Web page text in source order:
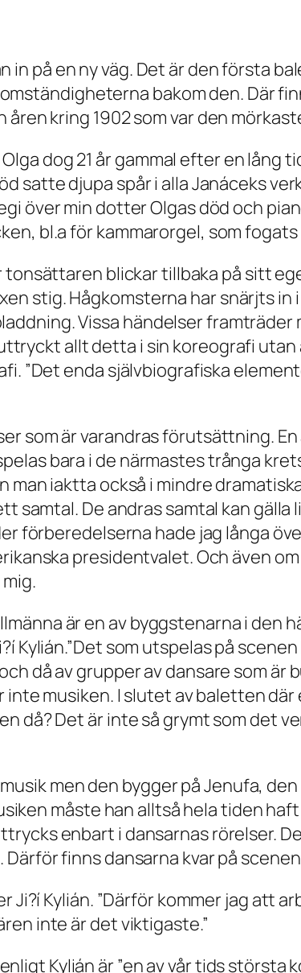
in på en ny väg. Det är den första
bakom den. Där
kring 1902 som var den
dog 21 år gammal efter en lång
satte djupa spår i alla Janáceks
över min dotter Olgas död och
bl.a för kammarorgel, som
blickar tillbaka på sitt
stig. Hågkomsterna har snärjts
Vissa händelser
allt detta i sin koreografi
”Det enda självbiografiska
som är varandras förutsättning.
bara i de närmastes trånga
man iaktta också i mindre
samtal. De andras samtal kan gälla
förberedelserna hade jag långa
presidentvalet. Och även
är en av byggstenarna i den
Kylián.”Det som utspelas på
då av grupper av dansare som är
musiken. I slutet av baletten
då? Det är inte så grymt som det
men den bygger påJenufa,
måste han alltså hela tiden haft
enbart i dansarnas rörelser.
finns dansarna kvar på
Ji?í Kylián. ”Därför kommer jag att
inte är det viktigaste.”
Kylián är ”en av vår tids